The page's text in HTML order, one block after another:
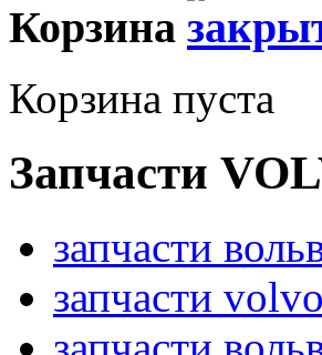
Корзина
Корзина пуста
Запчасти
запчасти
запчасти